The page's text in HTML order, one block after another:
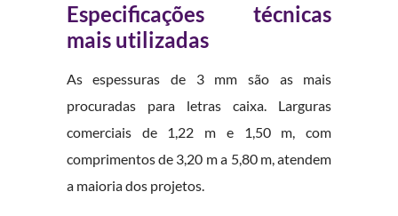
Especificações técnicas
mais utilizadas
As espessuras de 3 mm são as mais
procuradas para letras caixa. Larguras
comerciais de 1,22 m e 1,50 m, com
comprimentos de 3,20 m a 5,80 m, atendem
a maioria dos projetos.